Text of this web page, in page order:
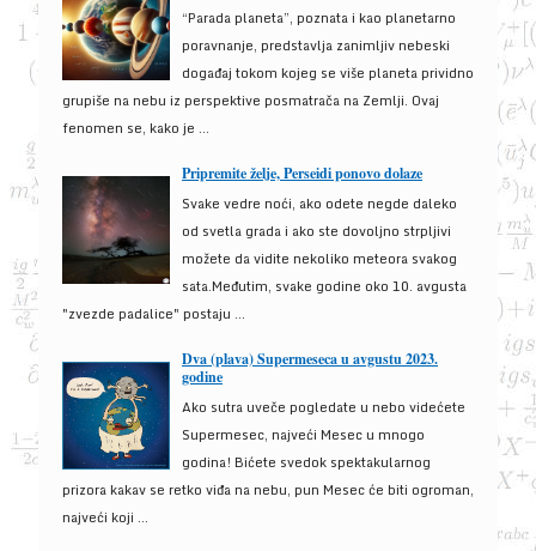
“Parada planeta”, poznata i kao planetarno
poravnanje, predstavlja zanimljiv nebeski
događaj tokom kojeg se više planeta prividno
grupiše na nebu iz perspektive posmatrača na Zemlji. Ovaj
fenomen se, kako je ...
Pripremite želje, Perseidi ponovo dolaze
Svake vedre noći, ako odete negde daleko
od svetla grada i ako ste dovoljno strpljivi
možete da vidite nekoliko meteora svakog
sata.Međutim, svake godine oko 10. avgusta
"zvezde padalice" postaju ...
Dva (plava) Supermeseca u avgustu 2023.
godine
Ako sutra uveče pogledate u nebo videćete
Supermesec, najveći Mesec u mnogo
godina! Bićete svedok spektakularnog
prizora kakav se retko viđa na nebu, pun Mesec će biti ogroman,
najveći koji ...